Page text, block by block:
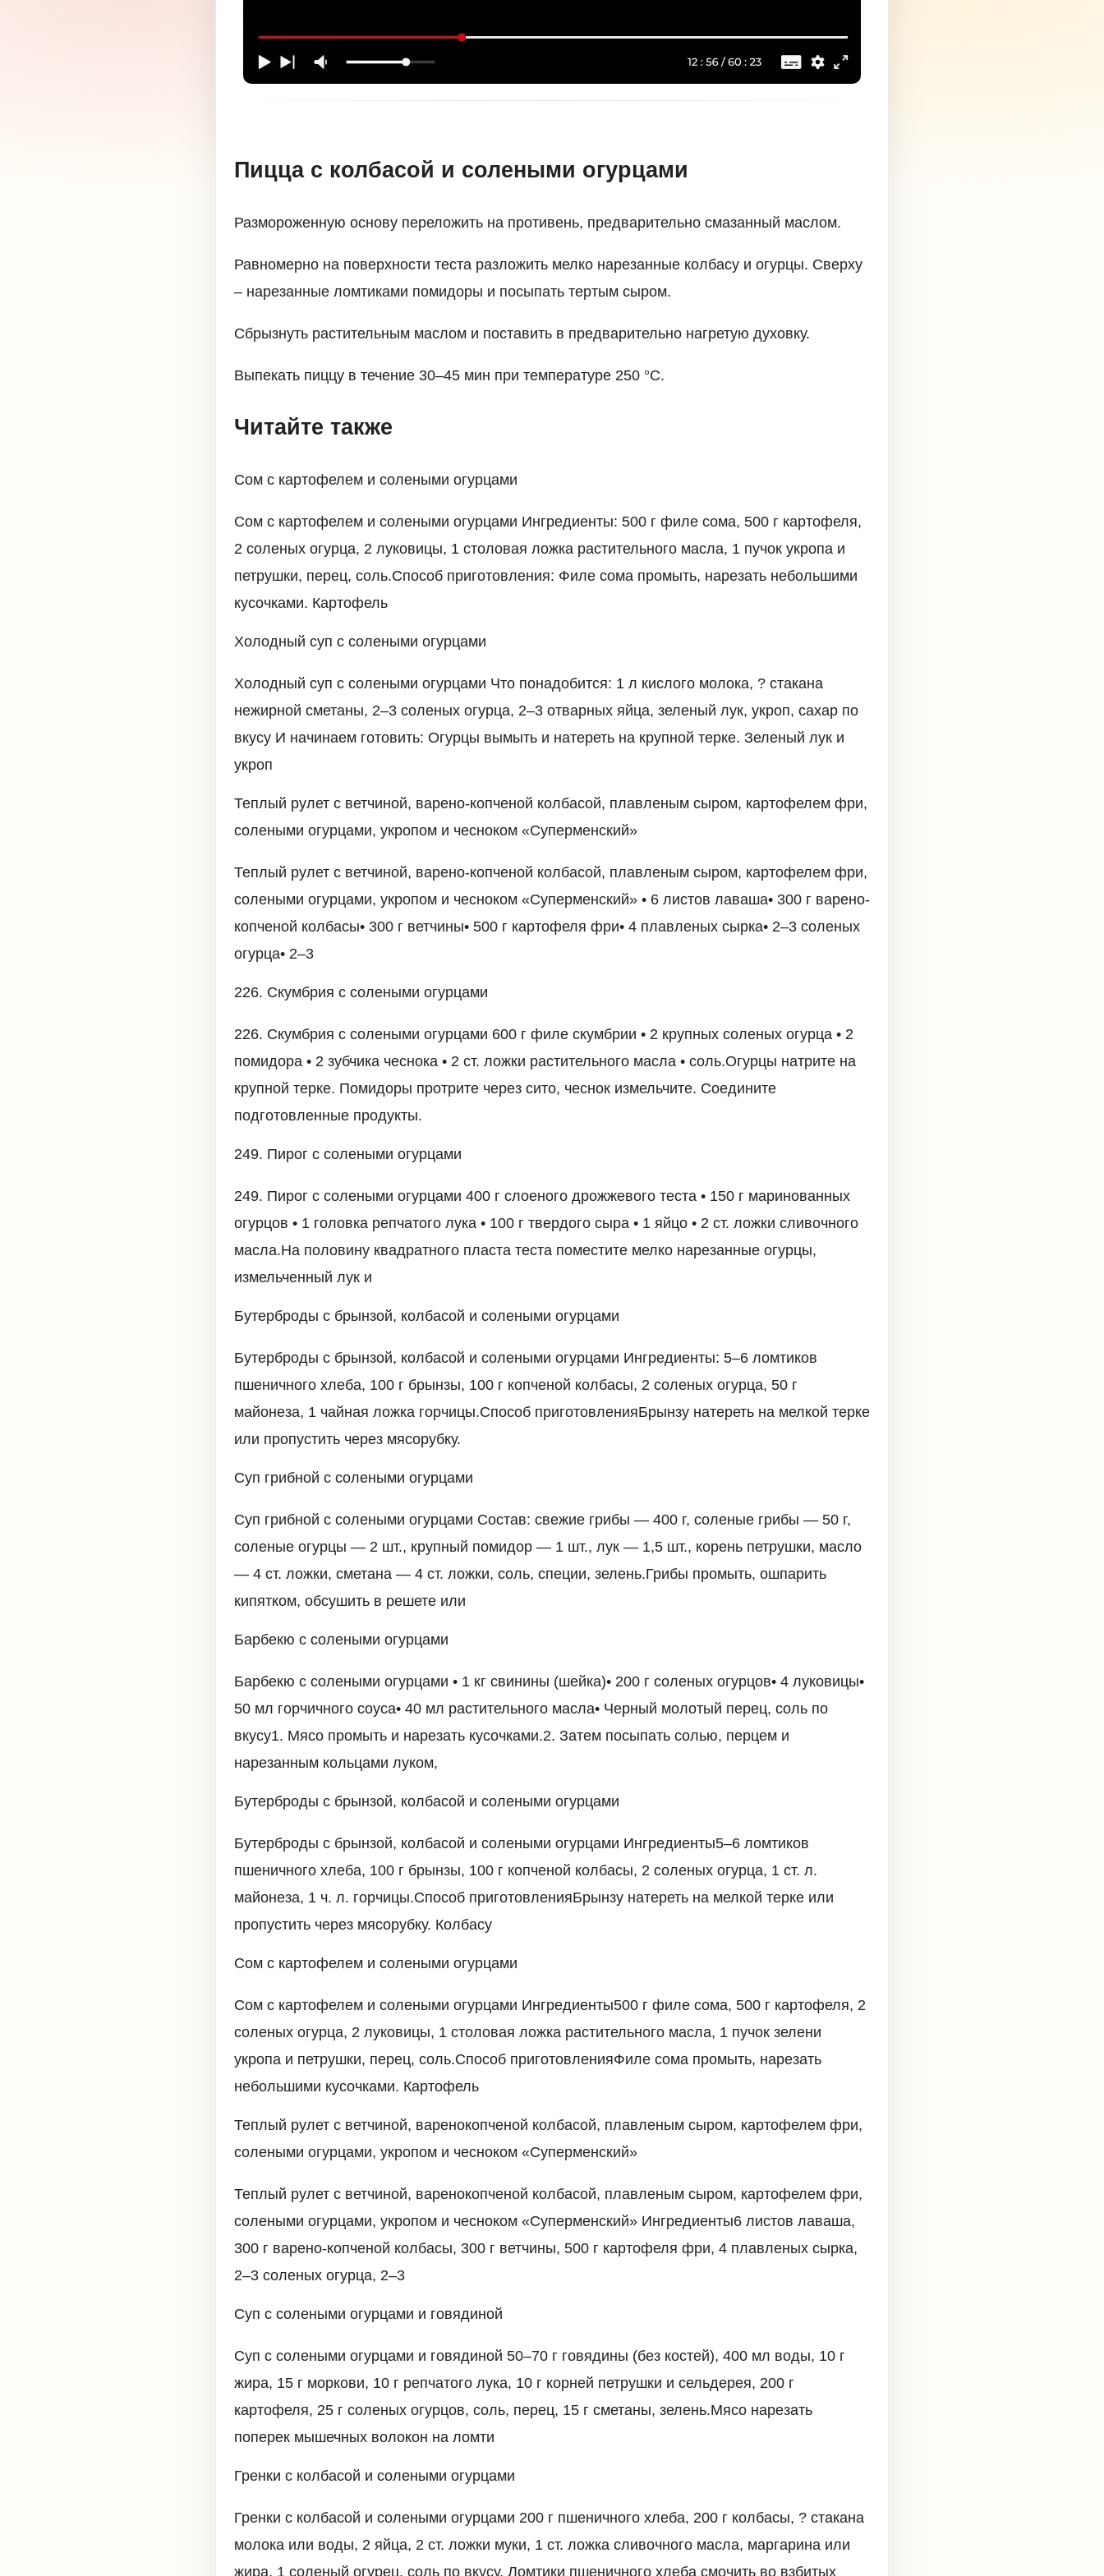
Пицца с колбасой и солеными огурцами
Размороженную основу переложить на противень, предварительно смазанный маслом.
Равномерно на поверхности теста разложить мелко нарезанные колбасу и огурцы. Сверху
– нарезанные ломтиками помидоры и посыпать тертым сыром.
Сбрызнуть растительным маслом и поставить в предварительно нагретую духовку.
Выпекать пиццу в течение 30–45 мин при температуре 250 °C.
Читайте также
Сом с картофелем и солеными огурцами
Сом с картофелем и солеными огурцами Ингредиенты: 500 г филе сома, 500 г картофеля,
2 соленых огурца, 2 луковицы, 1 столовая ложка растительного масла, 1 пучок укропа и
петрушки, перец, соль.Способ приготовления: Филе сома промыть, нарезать небольшими
кусочками. Картофель
Холодный суп с солеными огурцами
Холодный суп с солеными огурцами Что понадобится: 1 л кислого молока, ? стакана
нежирной сметаны, 2–3 соленых огурца, 2–3 отварных яйца, зеленый лук, укроп, сахар по
вкусу И начинаем готовить: Огурцы вымыть и натереть на крупной терке. Зеленый лук и
укроп
Теплый рулет с ветчиной, варено-копченой колбасой, плавленым сыром, картофелем фри,
солеными огурцами, укропом и чесноком «Суперменский»
Теплый рулет с ветчиной, варено-копченой колбасой, плавленым сыром, картофелем фри,
солеными огурцами, укропом и чесноком «Суперменский» • 6 листов лаваша• 300 г варено-
копченой колбасы• 300 г ветчины• 500 г картофеля фри• 4 плавленых сырка• 2–3 соленых
огурца• 2–3
226. Скумбрия с солеными огурцами
226. Скумбрия с солеными огурцами 600 г филе скумбрии • 2 крупных соленых огурца • 2
помидора • 2 зубчика чеснока • 2 ст. ложки растительного масла • соль.Огурцы натрите на
крупной терке. Помидоры протрите через сито, чеснок измельчите. Соедините
подготовленные продукты.
249. Пирог с солеными огурцами
249. Пирог с солеными огурцами 400 г слоеного дрожжевого теста • 150 г маринованных
огурцов • 1 головка репчатого лука • 100 г твердого сыра • 1 яйцо • 2 ст. ложки сливочного
масла.На половину квадратного пласта теста поместите мелко нарезанные огурцы,
измельченный лук и
Бутерброды с брынзой, колбасой и солеными огурцами
Бутерброды с брынзой, колбасой и солеными огурцами Ингредиенты: 5–6 ломтиков
пшеничного хлеба, 100 г брынзы, 100 г копченой колбасы, 2 соленых огурца, 50 г
майонеза, 1 чайная ложка горчицы.Способ приготовленияБрынзу натереть на мелкой терке
или пропустить через мясорубку.
Суп грибной с солеными огурцами
Суп грибной с солеными огурцами Состав: свежие грибы — 400 г, соленые грибы — 50 г,
соленые огурцы — 2 шт., крупный помидор — 1 шт., лук — 1,5 шт., корень петрушки, масло
— 4 ст. ложки, сметана — 4 ст. ложки, соль, специи, зелень.Грибы промыть, ошпарить
кипятком, обсушить в решете или
Барбекю с солеными огурцами
Барбекю с солеными огурцами • 1 кг свинины (шейка)• 200 г соленых огурцов• 4 луковицы•
50 мл горчичного соуса• 40 мл растительного масла• Черный молотый перец, соль по
вкусу1. Мясо промыть и нарезать кусочками.2. Затем посыпать солью, перцем и
нарезанным кольцами луком,
Бутерброды с брынзой, колбасой и солеными огурцами
Бутерброды с брынзой, колбасой и солеными огурцами Ингредиенты5–6 ломтиков
пшеничного хлеба, 100 г брынзы, 100 г копченой колбасы, 2 соленых огурца, 1 ст. л.
майонеза, 1 ч. л. горчицы.Способ приготовленияБрынзу натереть на мелкой терке или
пропустить через мясорубку. Колбасу
Сом с картофелем и солеными огурцами
Сом с картофелем и солеными огурцами Ингредиенты500 г филе сома, 500 г картофеля, 2
соленых огурца, 2 луковицы, 1 столовая ложка растительного масла, 1 пучок зелени
укропа и петрушки, перец, соль.Способ приготовленияФиле сома промыть, нарезать
небольшими кусочками. Картофель
Теплый рулет с ветчиной, варенокопченой колбасой, плавленым сыром, картофелем фри,
солеными огурцами, укропом и чесноком «Суперменский»
Теплый рулет с ветчиной, варенокопченой колбасой, плавленым сыром, картофелем фри,
солеными огурцами, укропом и чесноком «Суперменский» Ингредиенты6 листов лаваша,
300 г варено-копченой колбасы, 300 г ветчины, 500 г картофеля фри, 4 плавленых сырка,
2–3 соленых огурца, 2–3
Суп с солеными огурцами и говядиной
Суп с солеными огурцами и говядиной 50–70 г говядины (без костей), 400 мл воды, 10 г
жира, 15 г моркови, 10 г репчатого лука, 10 г корней петрушки и сельдерея, 200 г
картофеля, 25 г соленых огурцов, соль, перец, 15 г сметаны, зелень.Мясо нарезать
поперек мышечных волокон на ломти
Гренки с колбасой и солеными огурцами
Гренки с колбасой и солеными огурцами 200 г пшеничного хлеба, 200 г колбасы, ? стакана
молока или воды, 2 яйца, 2 ст. ложки муки, 1 ст. ложка сливочного масла, маргарина или
жира, 1 соленый огурец, соль по вкусу. Ломтики пшеничного хлеба смочить во взбитых